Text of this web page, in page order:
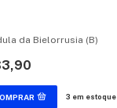
da Bielorrusia (B)
3 em estoque